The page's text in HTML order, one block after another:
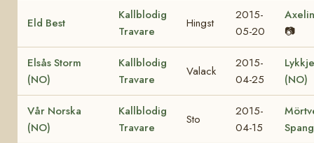
Eld Best
Kallblodig
Travare
Hingst
2015-
05-20
📷
Elsås Storm
(NO)
Kallblodig
Travare
Valack
2015-
04-25
(NO)
Vår Norska
(NO)
Kallblodig
Travare
Sto
2015-
04-15